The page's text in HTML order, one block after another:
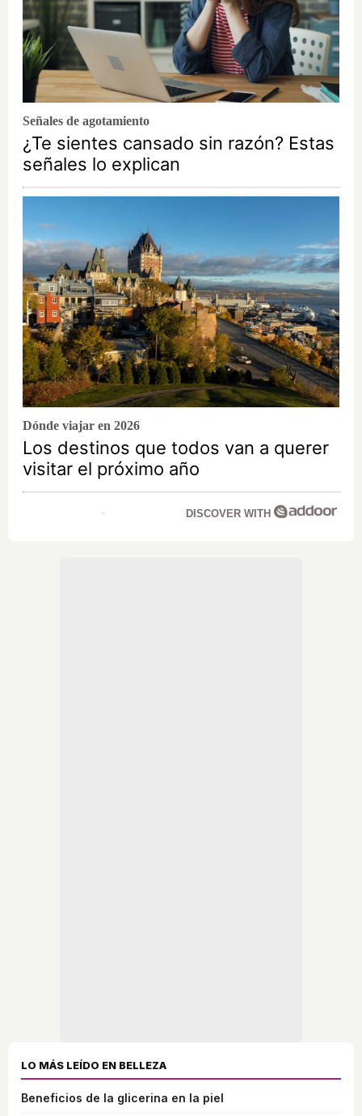
Señales de agotamiento
¿Te sientes cansado sin razón? Estas
señales lo explican
Dónde viajar en 2026
Los destinos que todos van a querer
visitar el próximo año
DISCOVER WITH
LO MÁS LEÍDO EN BELLEZA
Beneficios de la glicerina en la piel